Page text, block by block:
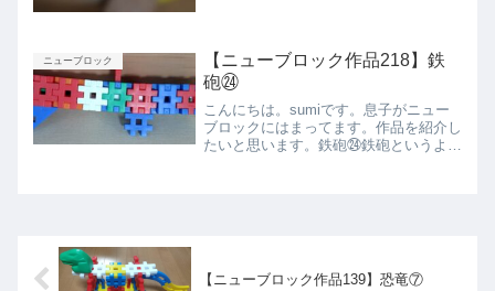
め今回は息子が作った剣...
ニューブロック
【ニューブロック作品218】鉄
砲㉔
こんにちは。sumiです。息子がニュー
ブロックにはまってます。作品を紹介し
たいと思います。鉄砲㉔鉄砲というより
【ニューブロック作品139】恐竜⑦